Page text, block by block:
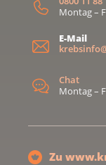
Montag –
E-Mail
Chat
Montag –
Zu